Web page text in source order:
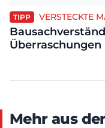
TIPP VERSTECKTE
Überraschungen
Mehr aus